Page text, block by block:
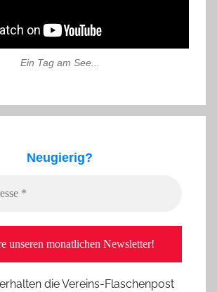
Ein Tag am See...
Neugierig?
die Vereins-Flaschenpost